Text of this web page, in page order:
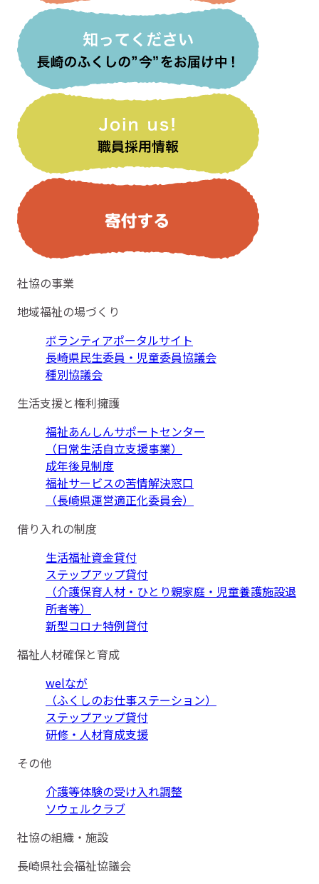
社協の事業
地域福祉の場づくり
ボランティアポータルサイト
長崎県民生委員・児童委員協議会
種別協議会
生活支援と権利擁護
福祉あんしんサポートセンター
（日常生活自立支援事業）
成年後見制度
福祉サービスの苦情解決窓口
（長崎県運営適正化委員会）
借り入れの制度
生活福祉資金貸付
ステップアップ貸付
（介護保育人材・ひとり親家庭・児童養護施設退
所者等）
新型コロナ特例貸付
福祉人材確保と育成
welなが
（ふくしのお仕事ステーション）
ステップアップ貸付
研修・人材育成支援
その他
介護等体験の受け入れ調整
ソウェルクラブ
社協の組織・施設
長崎県社会福祉協議会